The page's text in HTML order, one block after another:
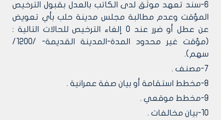
6-سند تعهد موثق لدى الكاتب بالعدل بقبول الترخيص
المؤقت وعدم مطالبة مجلس مدينة حلب بأي تعويض
عن عطل أو ضرر عند 0 إلغاء الترخيص للحالات التالية :
(مؤقت غير محدود المدة-المدينة القديمة- /1200/
سهم).
7-مصنف .
8-مخطط استقامة أو بيان صفة عمرانية .
9-مخطط موقعي .
10-بيان مخالفات .